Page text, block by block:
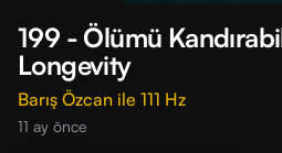
199 - Ölümü
Longevity
Barış Özcan ile 111 Hz
11 ay önce